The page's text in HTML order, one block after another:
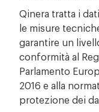
Qinera tratta i
le misure
garantire un
conformità al
Parlamento
2016 e alla
protezione dei